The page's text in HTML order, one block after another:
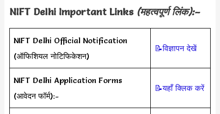
NIFT Delhi Important Links (महत्वपूर्ण लिंक):–
NIFT Delhi Official Notification
(ऑफिशियल नोटिफिकेशन)
📝विज्ञापन देखें
NIFT Delhi Application Forms
(आवेदन फॉर्म):-
📝यहाँ क्लिक करें